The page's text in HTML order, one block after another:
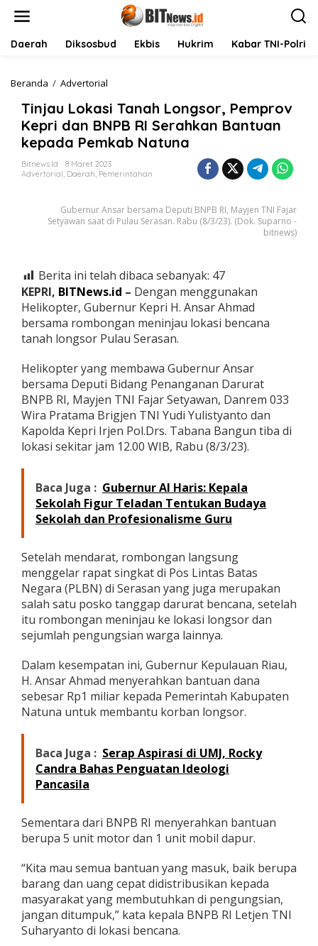
Daerah Diksosbud Ekbis Hukrim Kabar TNI-Polri
Beranda / Advertorial
n
j
a
u
L
o
s
i
a
h
L
o
n
g
o
r
P
e
m
p
r
K
e
p
d
a
n
B
N
P
B
S
e
r
a
a
n
B
u
a
e
p
a
d
a
P
Tinjau Lokasi Tanah Longsor, Pemprov
Kepri dan BNPB RI Serahkan Bantuan
kepada Pemkab Natuna
Bitnews.id
8 Maret 2023
Advertorial, Daerah, Pemerintahan
Gubernur Ansar bersama Deputi BNPB RI, Mayjen TNI Fajar
Setyawan saat di Pulau Serasan. Rabu (8/3/23). (Dok. Suparno -
bitnews)
Berita ini telah dibaca sebanyak: 47
KEPRI, BITNews.id – Dengan menggunakan
Helikopter, Gubernur Kepri H. Ansar Ahmad
bersama rombongan meninjau lokasi bencana
tanah longsor Pulau Serasan.
Helikopter yang membawa Gubernur Ansar
bersama Deputi Bidang Penanganan Darurat
BNPB RI, Mayjen TNI Fajar Setyawan, Danrem 033
Wira Pratama Brigjen TNI Yudi Yulistyanto dan
Kapolda Kepri Irjen Pol.Drs. Tabana Bangun tiba di
lokasi sekitar jam 12.00 WIB, Rabu (8/3/23).
Baca Juga : Gubernur Al Haris: Kepala
Sekolah Figur Teladan Tentukan Budaya
Sekolah dan Profesionalisme Guru
Setelah mendarat, rombongan langsung
menggelar rapat singkat di Pos Lintas Batas
Negara (PLBN) di Serasan yang juga merupakan
salah satu posko tanggap darurat bencana, setelah
itu rombongan meninjau ke lokasi longsor dan
sejumlah pengungsian warga lainnya.
Dalam kesempatan ini, Gubernur Kepulauan Riau,
H. Ansar Ahmad menyerahkan bantuan dana
sebesar Rp1 miliar kepada Pemerintah Kabupaten
Natuna untuk membantu korban longsor.
Baca Juga : Serap Aspirasi di UMJ, Rocky
Candra Bahas Penguatan Ideologi
Pancasila
Sementara dari BNPB RI menyerahkan bantuan
berupa 5 unit motor dan 1 unit mobil dapur.
“Kita mau semua bantuan yang masuk, baik berupa
barang dan uang cepat didistribusikan kepada
masyarakat yang membutuhkan di pengungsian,
jangan ditumpuk,” kata kepala BNPB RI Letjen TNI
Suharyanto di lokasi bencana.